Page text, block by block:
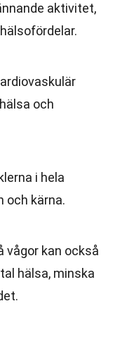
aktivitet,
och
i hela
och kärna.
vågor kan också
hälsa, minska